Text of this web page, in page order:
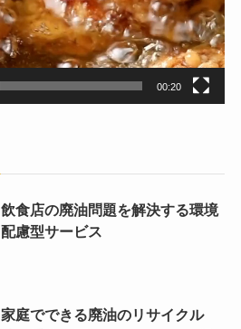
00:20
飲食店の廃油問題を解決する環境
配慮型サービス
家庭でできる廃油のリサイクル